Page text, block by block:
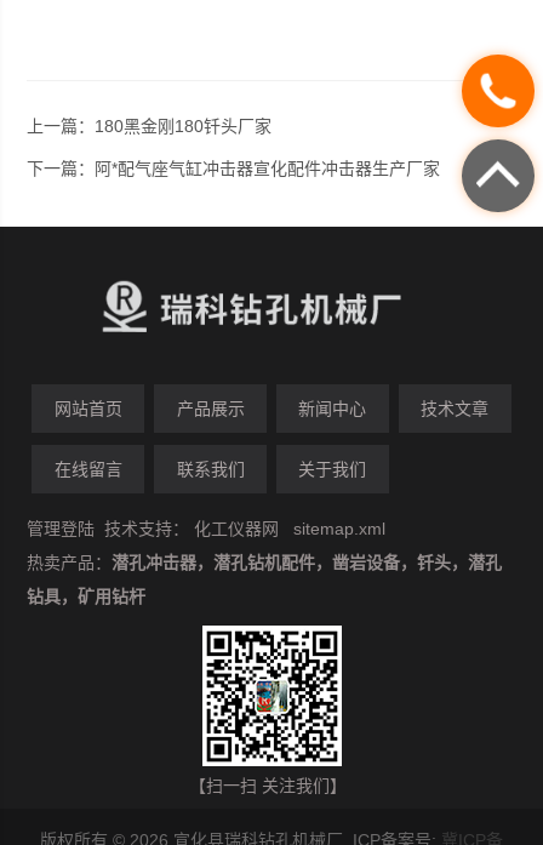
上一篇： 180黑金刚180钎头厂家
下一篇： 阿*配气座气缸冲击器宣化配件冲击器生产厂家
网站首页 产品展示 新闻中心 技术文章
在线留言 联系我们 关于我们
管理登陆 技术支持：化工仪器网
sitemap.xml
热卖产品：潜孔冲击器，潜孔钻机配件，凿岩设备，钎头，潜孔
钻具，矿用钻杆
【扫一扫 关注我们】
版权所有 © 2026 宣化县瑞科钻孔机械厂 ICP备案号: 冀ICP备